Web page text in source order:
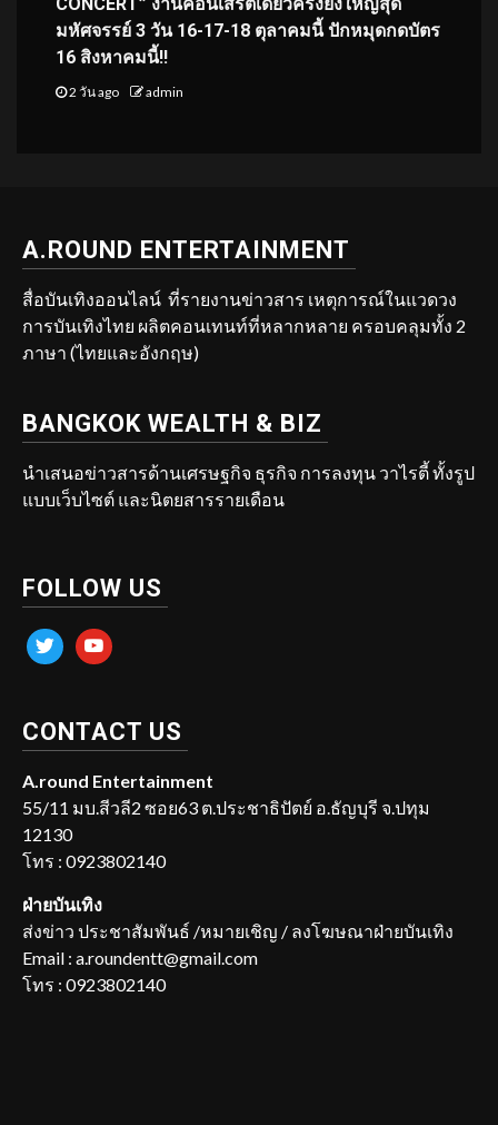
มหัศจรรย์ 3 วัน 16-17-18 ตุลาคมนี้ ปักหมุดกดบัตร
16 สิงหาคมนี้!!
2 วัน ago admin
A.ROUND ENTERTAINMENT
สื่อบันเทิงออนไลน์ ที่รายงานข่าวสาร เหตุการณ์ในแวดวง
การบันเทิงไทย ผลิตคอนเทนท์ที่หลากหลาย ครอบคลุมทั้ง 2
ภาษา (ไทยและอังกฤษ)
BANGKOK WEALTH & BIZ
นำเสนอข่าวสารด้านเศรษฐกิจ ธุรกิจ การลงทุน วาไรตี้ ทั้งรูป
แบบเว็บไซต์ และนิตยสารรายเดือน
FOLLOW US
twitter youtube
CONTACT US
A.round Entertainment
55/11 มบ.สีวลี2 ซอย63 ต.ประชาธิปัตย์ อ.ธัญบุรี จ.ปทุม
12130
โทร : 0923802140
ฝ่ายบันเทิง
ส่งข่าว ประชาสัมพันธ์ /หมายเชิญ / ลงโฆษณาฝ่ายบันเทิง
Email : a.roundentt@gmail.com
โทร : 0923802140